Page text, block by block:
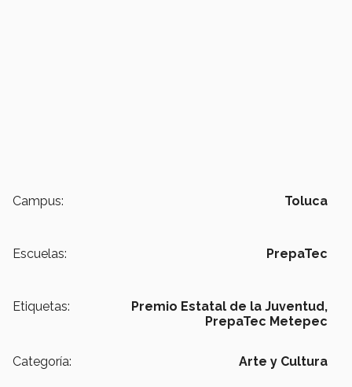
Campus: Toluca
Escuelas: PrepaTec
Etiquetas:
Premio Estatal de la Juventud,
PrepaTec Metepec
Categoría: Arte y Cultura